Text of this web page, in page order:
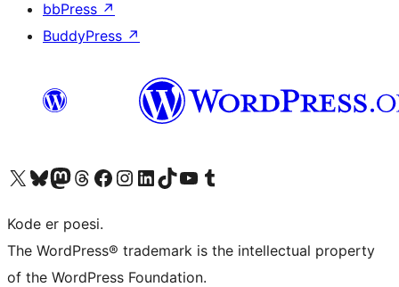
bbPress ↗
BuddyPress ↗
Besøg vores X (tidligere Twitter) konto
Besøg vores Bluesky-konto
Besøg vores Mastodon konto
Besøg vores Threads-konto
Besøg vores Facebook sideBesøg vores Instagram konto
Besøg vores LinkedIn konto
Besøg vores TikTok-konto
Besøg vores YouTube-kanalBesøg vores Tumblr-konto
Kode er poesi.
The WordPress® trademark is the intellectual property
of the WordPress Foundation.